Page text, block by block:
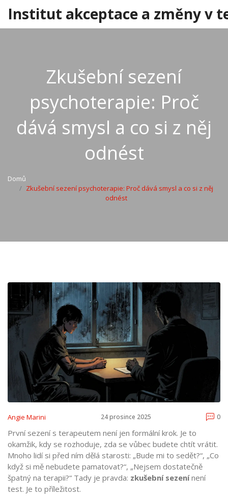
Institut akceptace a změny v
Zkušební sezení
psychoterapie: Proč
dává smysl a co si z něj
odnést
Domů
Zkušební sezení psychoterapie: Proč dává smysl a co si z něj
odnést
Angie Marini 24 prosince 2025 0
První sezení s terapeutem není jen formální krok. Je to
okamžik, kdy se rozhoduje, zda se vůbec budete chtít vrátit.
Mnoho lidí si před ním dělá starosti: „Bude mi to sedět?“, „Co
když si mě nebudete pamatovat?“, „Nejsem dostatečně
špatný na terapii?“ Tady je pravda: zkušební sezenínení
test. Je to příležitost.